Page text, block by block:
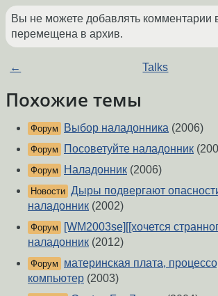
Вы не можете добавлять комментарии
перемещена в архив.
← Talks
Похожие темы
Форум Выбор наладонника (2006)
Форум Посоветуйте наладонник
Форум Наладонник (2006)
Новости Дыры подвергают
наладонник (2002)
Форум
[WM2003se][[хочется
наладонник (2012)
Форум
материнская плата,
компьютер (2003)